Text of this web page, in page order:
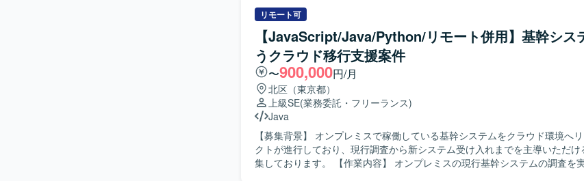
リモート可
【JavaScript/Java/Python/リモート併用】基幹シス
うクラウド移行支援案件
〜900,000円/月
北区（東京都）
上級SE(業務委託・フリーランス)
Java
【募集背景】 オンプレミスで稼働している基幹システムをクラウド環境へ
クトが進行しており、現行調査から新システム受け入れまでを主導いただ
集しております。 【作業内容】 オンプレミスの現行基幹システムの調査を実施いただき、顧客